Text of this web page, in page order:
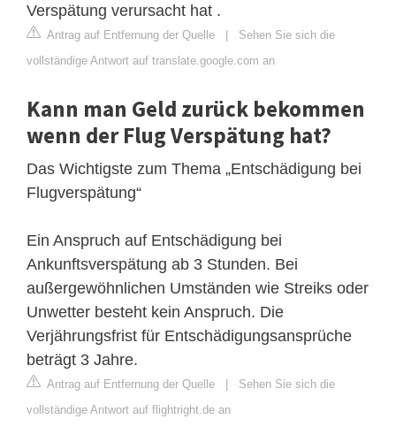
Verspätung verursacht hat .
Antrag auf Entfernung der Quelle | Sehen Sie sich die
vollständige Antwort auf translate.google.com an
Kann man Geld zurück bekommen
wenn der Flug Verspätung hat?
Das Wichtigste zum Thema „Entschädigung bei
Flugverspätung“
Ein Anspruch auf Entschädigung bei
Ankunftsverspätung ab 3 Stunden. Bei
außergewöhnlichen Umständen wie Streiks oder
Unwetter besteht kein Anspruch. Die
Verjährungsfrist für Entschädigungsansprüche
beträgt 3 Jahre.
Antrag auf Entfernung der Quelle | Sehen Sie sich die
vollständige Antwort auf flightright.de an